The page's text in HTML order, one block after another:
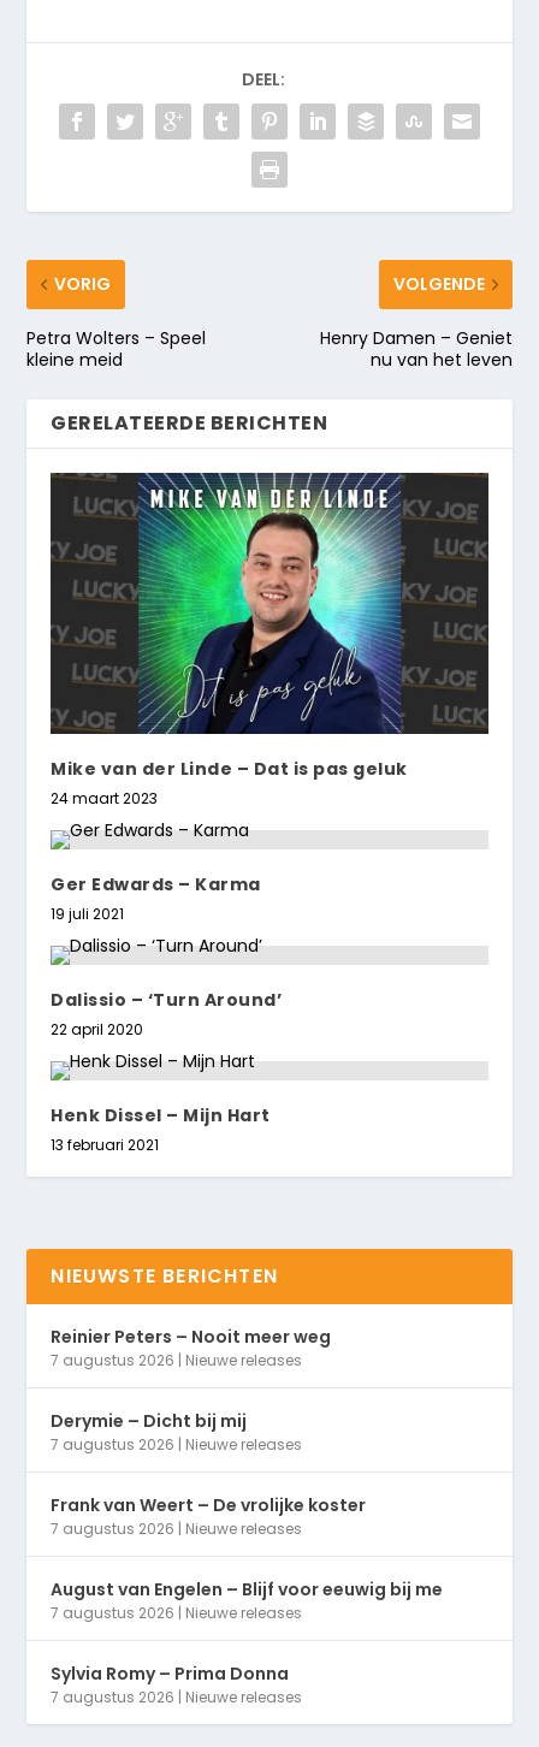
DEEL:
VORIG
Petra Wolters – Speel
kleine meid
VOLGENDE
Henry Damen – Geniet
nu van het leven
GERELATEERDE BERICHTEN
Mike van der Linde – Dat is pas geluk
24 maart 2023
Ger Edwards – Karma
19 juli 2021
Dalissio – ‘Turn Around’
22 april 2020
Henk Dissel – Mijn Hart
13 februari 2021
NIEUWSTE BERICHTEN
Reinier Peters – Nooit meer weg
7 augustus 2026 Nieuwe releases
Derymie – Dicht bij mij
7 augustus 2026 Nieuwe releases
Frank van Weert – De vrolijke koster
7 augustus 2026 Nieuwe releases
August van Engelen – Blijf voor eeuwig bij me
7 augustus 2026 Nieuwe releases
Sylvia Romy – Prima Donna
7 augustus 2026 Nieuwe releases